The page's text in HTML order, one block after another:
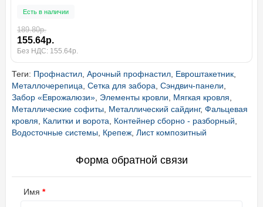
Есть в наличии
189.80р.
155.64р.
Без НДС: 155.64р.
Теги: Профнастил, Арочный профнастил, Евроштакетник,
Металлочерепица, Сетка для забора, Сэндвич-панели,
Забор «Еврожалюзи», Элементы кровли, Мягкая кровля,
Металлические софиты, Металлический сайдинг, Фальцевая
кровля, Калитки и ворота, Контейнер сборно - разборный,
Водосточные системы, Крепеж, Лист композитный
Форма обратной связи
Имя